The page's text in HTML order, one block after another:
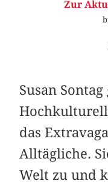
Zur
Susan
das
Alltägliche.
Welt zu und